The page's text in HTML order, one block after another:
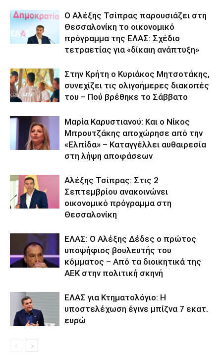
Ο Αλέξης Τσίπρας παρουσιάζει στη
Θεσσαλονίκη το οικονομικό
πρόγραμμα της ΕΛΑΣ: Σχέδιο
τετραετίας για «δίκαιη ανάπτυξη»
Στην Κρήτη ο Κυριάκος Μητσοτάκης,
συνεχίζει τις ολιγοήμερες διακοπές
του – Πού βρέθηκε το Σάββατο
Μαρία Καρυστιανού: Και ο Νίκος
Μπρουτζάκης αποχώρησε από την
«Ελπίδα» – Καταγγέλλει αυθαιρεσία
στη λήψη αποφάσεων
Αλέξης Τσίπρας: Στις 2
Σεπτεμβρίου ανακοινώνει
οικονομικό πρόγραμμα στη
Θεσσαλονίκη
ΕΛΑΣ: Ο Αλέξης Δέδες ο πρώτος
υποψήφιος βουλευτής του
κόμματος – Από τα διοικητικά της
ΑΕΚ στην πολιτική σκηνή
ΕΛΑΣ για Κτηματολόγιο: Η
υποστελέχωση έγινε μπίζνα 7 εκατ.
ευρώ